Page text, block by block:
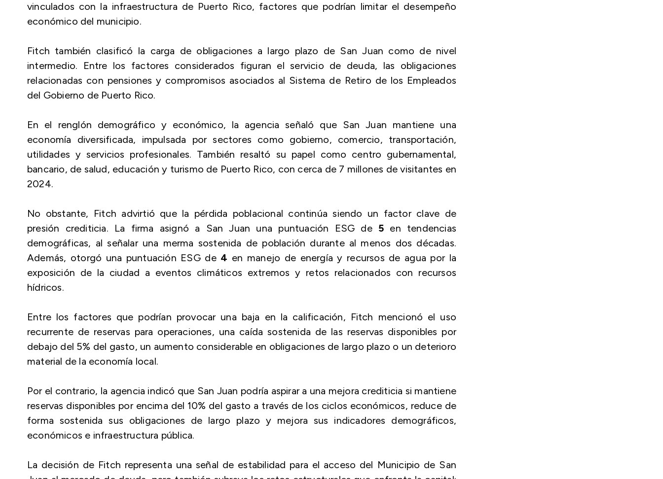
vinculados con la infraestructura de Puerto Rico, factores que podrían limitar el desempeño
económico del municipio.
Fitch también clasificó la carga de obligaciones a largo plazo de San Juan como de nivel
intermedio. Entre los factores considerados figuran el servicio de deuda, las obligaciones
relacionadas con pensiones y compromisos asociados al Sistema de Retiro de los Empleados
del Gobierno de Puerto Rico.
En el renglón demográfico y económico, la agencia señaló que San Juan mantiene una
economía diversificada, impulsada por sectores como gobierno, comercio, transportación,
utilidades y servicios profesionales. También resaltó su papel como centro gubernamental,
bancario, de salud, educación y turismo de Puerto Rico, con cerca de 7 millones de visitantes en
2024.
No obstante, Fitch advirtió que la pérdida poblacional continúa siendo un factor clave de
presión crediticia. La firma asignó a San Juan una puntuación ESG de 5 en tendencias
demográficas, al señalar una merma sostenida de población durante al menos dos décadas.
Además, otorgó una puntuación ESG de 4 en manejo de energía y recursos de agua por la
exposición de la ciudad a eventos climáticos extremos y retos relacionados con recursos
hídricos.
Entre los factores que podrían provocar una baja en la calificación, Fitch mencionó el uso
recurrente de reservas para operaciones, una caída sostenida de las reservas disponibles por
debajo del 5% del gasto, un aumento considerable en obligaciones de largo plazo o un deterioro
material de la economía local.
Por el contrario, la agencia indicó que San Juan podría aspirar a una mejora crediticia si mantiene
reservas disponibles por encima del 10% del gasto a través de los ciclos económicos, reduce de
forma sostenida sus obligaciones de largo plazo y mejora sus indicadores demográficos,
económicos e infraestructura pública.
La decisión de Fitch representa una señal de estabilidad para el acceso del Municipio de San